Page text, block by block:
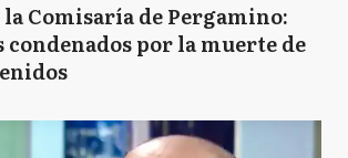
Comisaría de Pergamino:
condenados por la muerte de